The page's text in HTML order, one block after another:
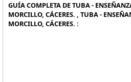
GUÍA COMPLETA DE TUBA -
MORCILLO, CÁCERES. , TUBA -
MORCILLO, CÁCERES. :